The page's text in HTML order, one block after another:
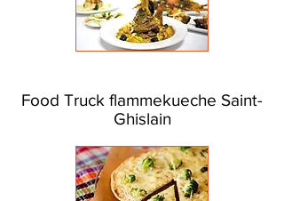
Food Truck flammekueche Saint-
Ghislain